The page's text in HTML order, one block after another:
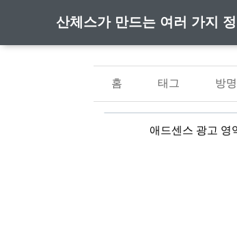
산체스가 만드는 여러 가지
홈 태그 방
애드센스 광고 영